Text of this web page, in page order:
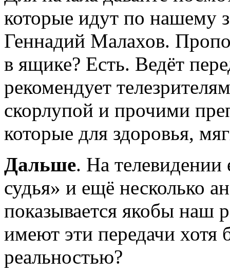
которые идут по нашему
Геннадий Малахов.
в ящике? Есть. Ведёт
рекомендует
скорлупой и прочими
которые для здоровья,
Дальше. На телевидении
судья» и ещё несколько
показывается якобы наш
имеют эти передачи
реальностью?